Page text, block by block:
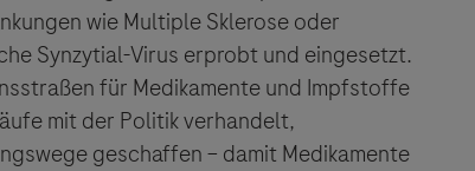
wie Multiple Sklerose oder
Synzytial-Virus erprobt und eingesetzt.
für Medikamente und Impfstoffe
mit der Politik verhandelt,
geschaffen – damit Medikamente